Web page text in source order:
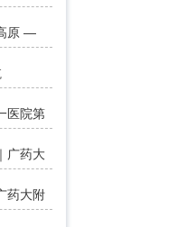
原 —
医院第
广药大
药大附